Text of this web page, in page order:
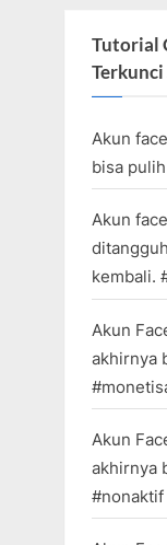
Tutorial
Terkunci
Akun
bisa
Akun
kembali.
Akun
akhirnya
Akun
akhirnya